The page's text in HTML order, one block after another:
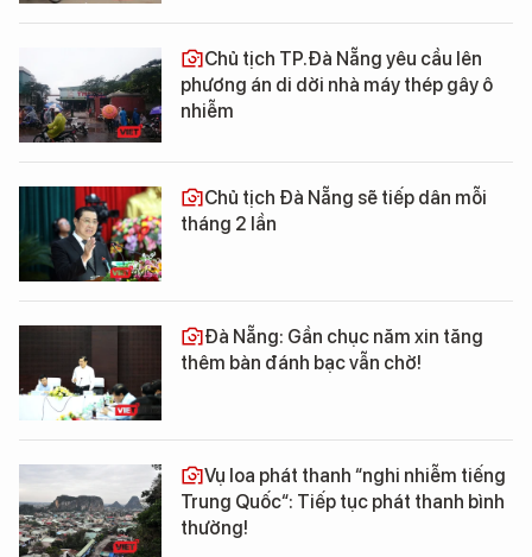
Chủ tịch TP.Đà Nẵng yêu cầu lên
phương án di dời nhà máy thép gây ô
nhiễm
Chủ tịch Đà Nẵng sẽ tiếp dân mỗi
tháng 2 lần
Đà Nẵng: Gần chục năm xin tăng
thêm bàn đánh bạc vẫn chờ!
Vụ loa phát thanh “nghi nhiễm tiếng
Trung Quốc“: Tiếp tục phát thanh bình
thường!